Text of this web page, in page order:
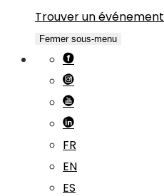
Trouver un événement
Fermer sous-menu
FR
EN
ES